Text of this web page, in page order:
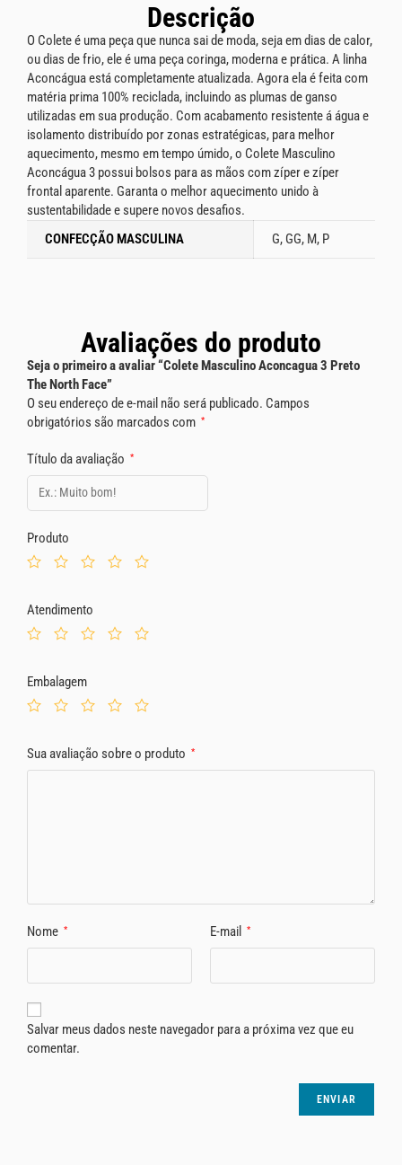
Descrição
O Colete é uma peça que nunca sai de moda, seja em dias de calor,
ou dias de frio, ele é uma peça coringa, moderna e prática. A linha
Aconcágua está completamente atualizada. Agora ela é feita com
matéria prima 100% reciclada, incluindo as plumas de ganso
utilizadas em sua produção. Com acabamento resistente á água e
isolamento distribuído por zonas estratégicas, para melhor
aquecimento, mesmo em tempo úmido, o Colete Masculino
Aconcágua 3 possui bolsos para as mãos com zíper e zíper
frontal aparente. Garanta o melhor aquecimento unido à
sustentabilidade e supere novos desafios.
CONFECÇÃO MASCULINA
G, GG, M, P
Avaliações do produto
Seja o primeiro a avaliar “Colete Masculino Aconcagua 3 Preto
The North Face”
O seu endereço de e-mail não será publicado. Campos
obrigatórios são marcados com *
Título da avaliação *
Produto
Atendimento
Embalagem
Sua avaliação sobre o produto *
Nome * E-mail *
Salvar meus dados neste navegador para a próxima vez que eu
comentar.